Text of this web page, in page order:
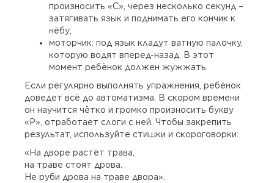
произносить «С», через несколько секунд –
затягивать язык и поднимать его кончик к
нёбу;
моторчик: под язык кладут ватную палочку,
которую водят вперед-назад. В этот
момент ребёнок должен жужжать.
Если регулярно выполнять упражнения, ребёнок
доведет всё до автоматизма. В скором времени
он научится чётко и громко произносить букву
«Р», отработает слоги с ней. Чтобы закрепить
результат, используйте стишки и скороговорки:
«На дворе растёт трава,
на траве стоят дрова.
Не руби дрова на траве двора».